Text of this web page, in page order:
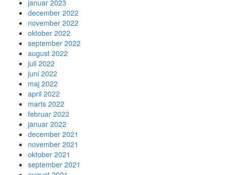
januar 2023
december 2022
november 2022
oktober 2022
september 2022
august 2022
juli 2022
juni 2022
maj 2022
april 2022
marts 2022
februar 2022
januar 2022
december 2021
november 2021
oktober 2021
september 2021